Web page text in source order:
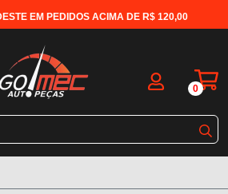
EM PEDIDOS ACIMA DE R$ 120,00
0